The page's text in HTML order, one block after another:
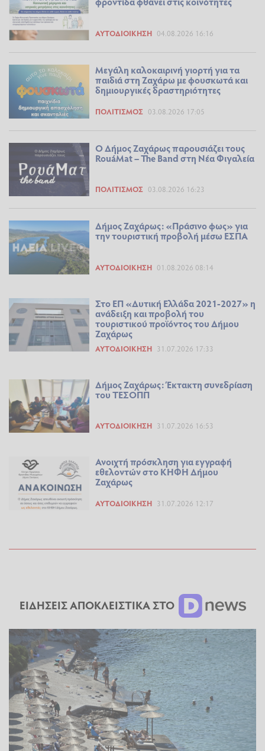
ΑΥΤΟΔΙΟΊΚΗΣΗ 04.08.2026 16:16
Μεγάλη καλοκαιρινή γιορτή για τα
παιδιά στη Ζαχάρω με φουσκωτά και
δημιουργικές δραστηριότητες
ΠΟΛΙΤΙΣΜΌΣ 03.08.2026 17:05
Ο Δήμος Ζαχάρως παρουσιάζει τους
RouáMat – The Band στη Νέα Φιγαλεία
ΠΟΛΙΤΙΣΜΌΣ 03.08.2026 16:23
Δήμος Ζαχάρως: «Πράσινο φως» για
την τουριστική προβολή μέσω ΕΣΠΑ
ΑΥΤΟΔΙΟΊΚΗΣΗ 01.08.2026 08:14
Στο ΕΠ «Δυτική Ελλάδα 2021-2027» η
ανάδειξη και προβολή του
τουριστικού προϊόντος του Δήμου
Ζαχάρως
ΑΥΤΟΔΙΟΊΚΗΣΗ 31.07.2026 17:33
Δήμος Ζαχάρως: Έκτακτη συνεδρίαση
του ΤΕΣΟΠΠ
ΑΥΤΟΔΙΟΊΚΗΣΗ 31.07.2026 16:53
Ανοιχτή πρόσκληση για εγγραφή
εθελοντών στο ΚΗΦΗ Δήμου
Ζαχάρως
ΑΥΤΟΔΙΟΊΚΗΣΗ 31.07.2026 12:17
ΕΙΔΗΣΕΙΣ ΑΠΟΚΛΕΙΣΤΙΚΑ ΣΤΟ